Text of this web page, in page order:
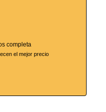
completa
el mejor precio